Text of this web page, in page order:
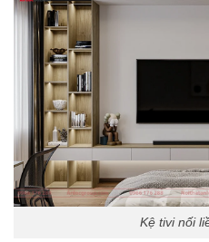
Kệ tivi nối